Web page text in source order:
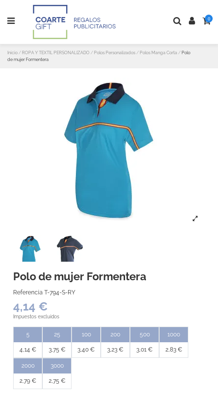
0
Inicio ROPA Y TEXTIL PERSONALIZADO Polos Personalizados Polos Manga Corta
Polo
de mujer Formentera
Polo de mujer Formentera
Referencia T-794-S-RY
4,14 €
Impuestos excluidos
5
4,14 €
25
3,75 €
100
3,40 €
200
3,23 €
500
3,01 €
1000
2,83 €
2000
2,79 €
3000
2,75 €